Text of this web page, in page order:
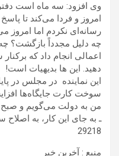
وی افزود: سه ماه است
امروز و فردا می‌کند تا
رسانه‌ای نکردم اما امروز
چه دلیل مجدداً بازگشت؟
اعمالی انجام داد که
دهید. این ها بدیهیات است!
این نماینده در مجلس در
سوخت کارت جایگاه‌ها
من به دولت می‌گویم و
ـ به جای این کار، به
29218
منبع : آخرین خبر